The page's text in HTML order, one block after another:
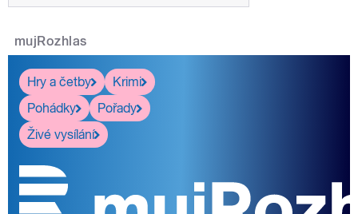
mujRozhlas
Hry a četby
Krimi
Pohádky
Pořady
Živé vysílání